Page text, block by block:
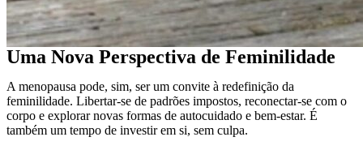
Uma Nova Perspectiva de Feminilidade
A menopausa pode, sim, ser um convite à redefinição da
feminilidade. Libertar-se de padrões impostos, reconectar-se com o
corpo e explorar novas formas de autocuidado e bem-estar. É
também um tempo de investir em si, sem culpa.